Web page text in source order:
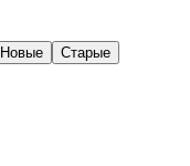
Новые Старые